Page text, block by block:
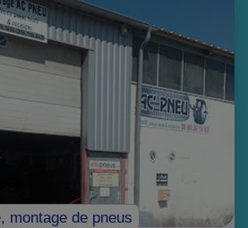
montage de pneus